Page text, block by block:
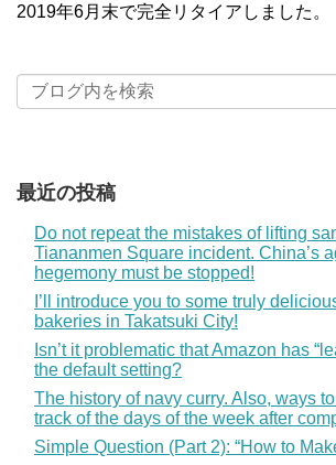
2019年6月末で完全リタイアしました。
最近の投稿
Do not repeat the mistakes of lifting
Tiananmen Square incident. China’s
hegemony must be stopped!
I’ll introduce you to some truly
bakeries in Takatsuki City!
Isn’t it problematic that Amazon has
the default setting?
The history of navy curry. Also, ways
track of the days of the week after
Simple Question (Part 2): “How to